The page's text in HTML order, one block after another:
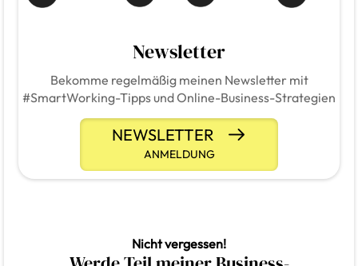
Newsletter
Bekomme regelmäßig meinen Newsletter mit
#SmartWorking-Tipps und Online-Business-Strategien
NEWSLETTER
ANMELDUNG
Nicht vergessen!